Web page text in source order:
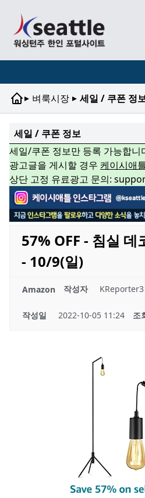
▸ 벼룩시장 ▸ 세일 / 쿠폰 정
세일 / 쿠폰 정보
세일/쿠폰 정보만 등록 가능합니
광고글을 게시할 경우 케이시애
상단 고정 유료광고 문의:
57% OFF - 침실
- 10/9(일)
Amazon 작성자 KReporter3
작성일 2022-10-05 11:24 조